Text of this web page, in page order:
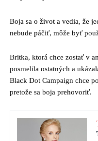
Boja sa o život a vedia, že
nebude páčiť, môže byť
Britka, ktorá chce zostať v
posmelila ostatných a
Black Dot Campaign chce
pretože sa boja prehovoriť.